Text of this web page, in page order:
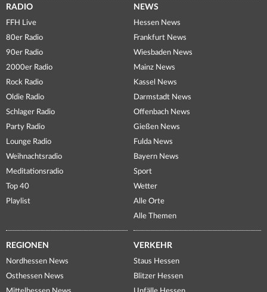
RADIO
FFH Live
80er Radio
90er Radio
2000er Radio
Rock Radio
Oldie Radio
Schlager Radio
Party Radio
Lounge Radio
Weihnachtsradio
Meditationsradio
Top 40
Playlist
NEWS
Hessen News
Frankfurt News
Wiesbaden News
Mainz News
Kassel News
Darmstadt News
Offenbach News
Gießen News
Fulda News
Bayern News
Sport
Wetter
Alle Orte
Alle Themen
REGIONEN
Nordhessen News
Osthessen News
VERKEHR
Staus Hessen
Blitzer Hessen